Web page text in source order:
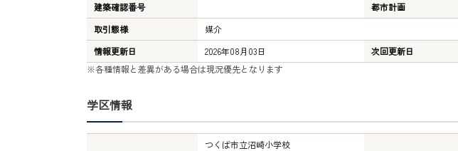
建築確認番号
都市計画
取引態様
媒介
情報更新日
2026年08月03日 次回更新日
※各種情報と差異がある場合は現況優先となります
学区情報
つくば市立沼崎小学校